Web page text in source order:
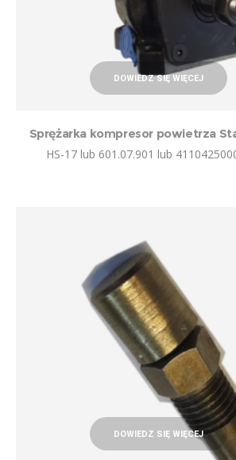
DOWIEDZ SIĘ WIĘCEJ
Sprężarka kompresor powietrza
HS-17 lub 601.07.901 lub
DOWIEDZ SIĘ WIĘCEJ